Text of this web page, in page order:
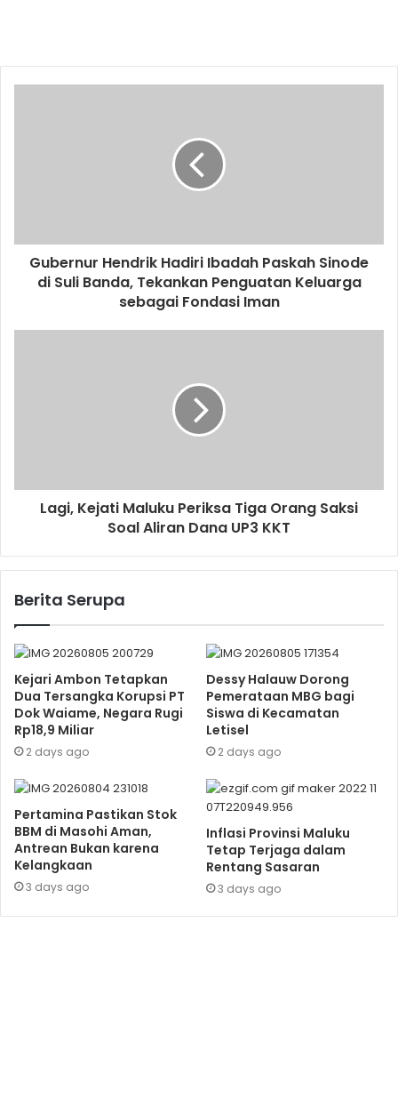
Gubernur Hendrik Hadiri Ibadah Paskah Sinode
di Suli Banda, Tekankan Penguatan Keluarga
sebagai Fondasi Iman
Lagi, Kejati Maluku Periksa Tiga Orang Saksi
Soal Aliran Dana UP3 KKT
Berita Serupa
Kejari Ambon Tetapkan
Dua Tersangka Korupsi PT
Dok Waiame, Negara Rugi
Rp18,9 Miliar
2 days ago
Dessy Halauw Dorong
Pemerataan MBG bagi
Siswa di Kecamatan
Letisel
2 days ago
Pertamina Pastikan Stok
BBM di Masohi Aman,
Antrean Bukan karena
Kelangkaan
3 days ago
Inflasi Provinsi Maluku
Tetap Terjaga dalam
Rentang Sasaran
3 days ago